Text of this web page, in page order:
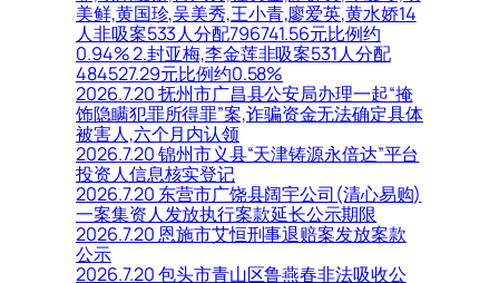
美鲜,黄国珍,吴美秀,王小青,廖爱英,黄水娇14
人非吸案533人分配796741.56元比例约
0.94% 2.封亚梅,李金莲非吸案531人分配
484527.29元比例约0.58%
2026.7.20 抚州市广昌县公安局办理一起“掩
饰隐瞒犯罪所得罪”案,诈骗资金无法确定具体
被害人,六个月内认领
2026.7.20 锦州市义县“天津铸源永倍达”平台
投资人信息核实登记
2026.7.20 东营市广饶县阔宇公司(清心易购)
一案集资人发放执行案款延长公示期限
2026.7.20 恩施市艾恒刑事退赔案发放案款
公示
2026.7.20 包头市青山区鲁燕春非法吸收公